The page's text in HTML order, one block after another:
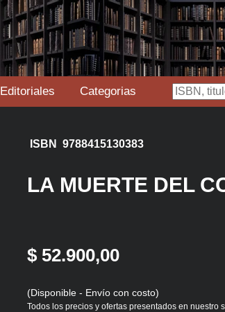
Editoriales Categorias
ISBN 9788415130383
LA MUERTE DEL
$ 52.900,00
(Disponible - Envío con costo)
Todos los precios y ofertas presentados en